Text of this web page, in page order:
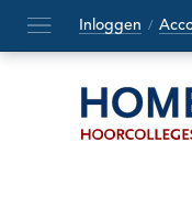
Hoofdmenu
openen
Inloggen /